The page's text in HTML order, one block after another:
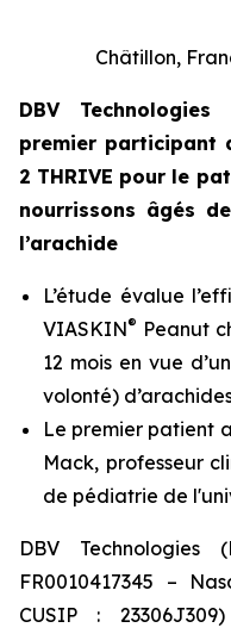
Châtillon,
DBV
premier participant
2 THRIVE pour le
nourrissons âgés
l’arachide
L’étude évalue
VIASKIN® Peanut
12 mois en vue
volonté)
Le premier patient
Mack, professeur
de pédiatrie de
DBV
FR0010417345 –
CUSIP :